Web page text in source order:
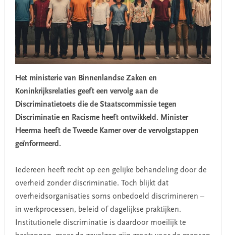
Het ministerie van Binnenlandse Zaken en
Koninkrijksrelaties geeft een vervolg aan de
Discriminatietoets die de Staatscommissie tegen
Discriminatie en Racisme heeft ontwikkeld. Minister
Heerma heeft de Tweede Kamer over de vervolgstappen
geïnformeerd.
Iedereen heeft recht op een gelijke behandeling door de
overheid zonder discriminatie. Toch blijkt dat
overheidsorganisaties soms onbedoeld discrimineren –
in werkprocessen, beleid of dagelijkse praktijken.
Institutionele discriminatie is daardoor moeilijk te